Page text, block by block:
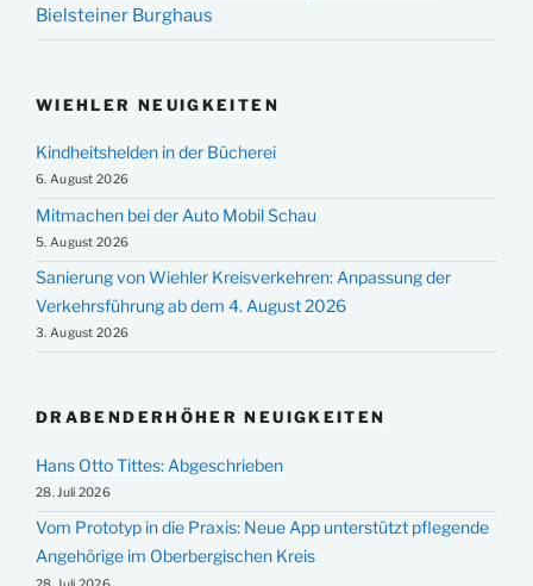
Bielsteiner Burghaus
WIEHLER NEUIGKEITEN
Kindheitshelden in der Bücherei
6. August 2026
Mitmachen bei der Auto Mobil Schau
5. August 2026
Sanierung von Wiehler Kreisverkehren: Anpassung der
Verkehrsführung ab dem 4. August 2026
3. August 2026
DRABENDERHÖHER NEUIGKEITEN
Hans Otto Tittes: Abgeschrieben
28. Juli 2026
Vom Prototyp in die Praxis: Neue App unterstützt pflegende
Angehörige im Oberbergischen Kreis